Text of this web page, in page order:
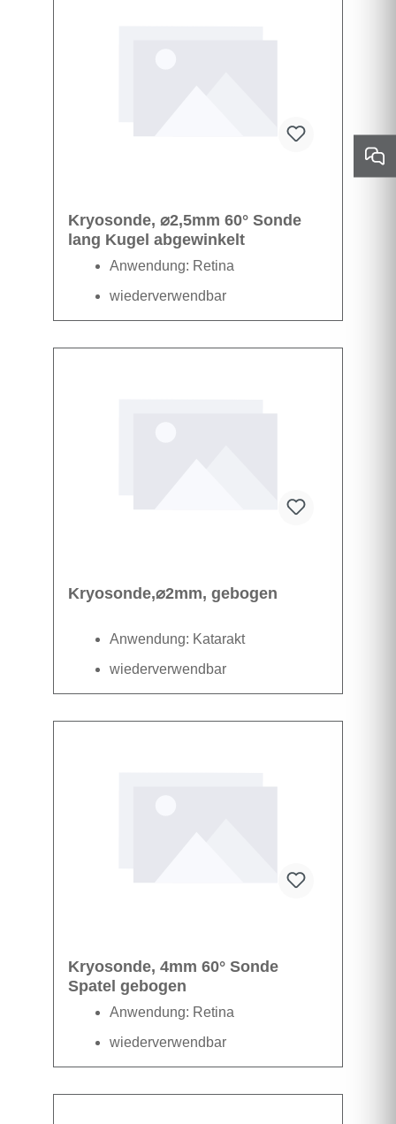
Kryosonde, ⌀2,5mm 60° Sonde
lang Kugel abgewinkelt
Anwendung: Retina
wiederverwendbar
Datenblatt
Kryosonde,⌀2mm, gebogen
Anwendung: Katarakt
wiederverwendbar
Datenblatt
Kryosonde, 4mm 60° Sonde
Spatel gebogen
Anwendung: Retina
wiederverwendbar
Datenblatt